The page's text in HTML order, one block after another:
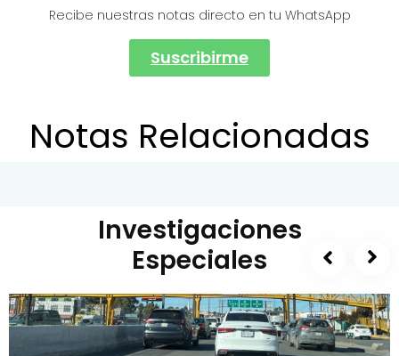
Recibe nuestras notas directo en tu WhatsApp
Suscribirme
Notas Relacionadas
Investigaciones
Especiales